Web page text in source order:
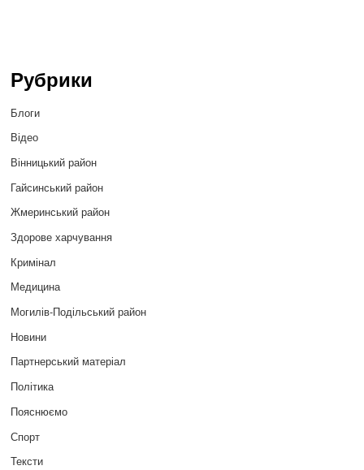
Рубрики
Блоги
Відео
Вінницький район
Гайсинський район
Жмеринський район
Здорове харчування
Кримінал
Медицина
Могилів-Подільський район
Новини
Партнерський матеріал
Політика
Пояснюємо
Спорт
Тексти